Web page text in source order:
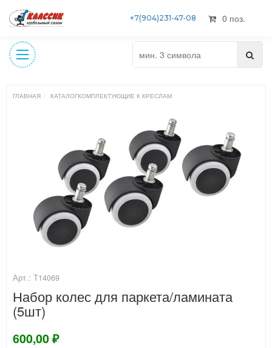
+7(904)231-47-08 0 поз.
ГЛАВНАЯ КАТАЛОГКОМПЛЕКТУЮЩИЕ К КРЕСЛАМ
Арт.: Т14069
Набор колес для паркета/ламината
(5шт)
600,00 ₽